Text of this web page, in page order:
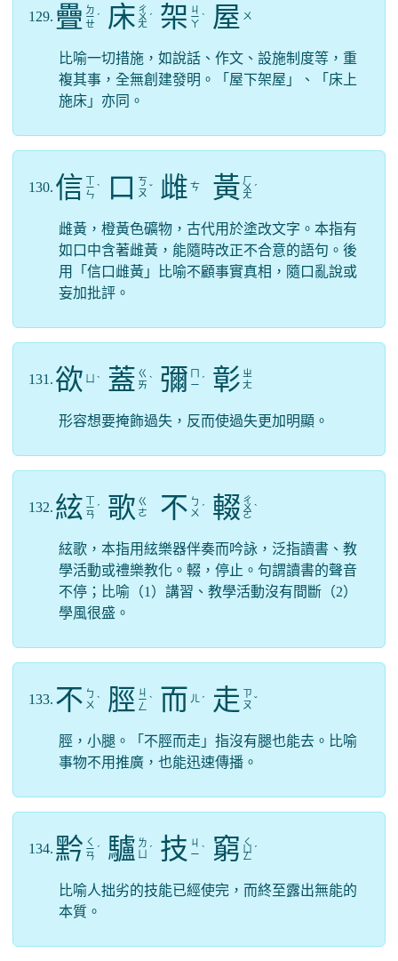
129. 疊 ㄉ
ㄧ
ㄝ
ˊ 床 ㄔ
ㄨ
ㄤ
ˊ 架 ㄐ
ㄧ
ㄚ
ˋ 屋 ㄨ
比喻一切措施，如說話、作文、設施制度等，重
複其事，全無創建發明。「屋下架屋」、「床上
施床」亦同。
130. 信 ㄧ
ㄣ
ˋ 口
ㄎ
ㄡ ˇ 雌 ㄘ 黃 ㄏ
ㄨ
ㄤ
ˊ
雌黃，橙黃色礦物，古代用於塗改文字。本指有
如口中含著雌黃，能隨時改正不合意的語句。後
用「信口雌黃」比喻不顧事實真相，隨口亂說或
妄加批評。
131. 欲 ˋ 蓋 ㄍ
ㄞ ˋ 彌 ㄧ ˊ 彰 ㄓ
ㄤ
形容想要掩飾過失，反而使過失更加明顯。
132. 絃 ㄧ
ㄢ
ˊ 歌 ㄍ
ㄜ
不 ㄅ
ㄨ ˊ 輟 ㄔ
ㄨ
ㄛ
ˋ
絃歌，本指用絃樂器伴奏而吟詠，泛指讀書、教
學活動或禮樂教化。輟，停止。句謂讀書的聲音
不停；比喻（1）講習、教學活動沒有間斷（2）
學風很盛。
133. 不 ㄅ
ㄨ ˋ 脛 ㄐ
ㄧ
ㄥ
ˋ 而 ㄦ ˊ 走
ㄗ
ㄡ ˇ
脛，小腿。「不脛而走」指沒有腿也能去。比喻
事物不用推廣，也能迅速傳播。
134. 黔 ㄑ
ㄧ
ㄢ
ˊ 驢 ㄌ
ˊ 技 ㄐ
ㄧ ˋ 窮 ㄑ
ㄩ
ㄥ
ˊ
比喻人拙劣的技能已經使完，而終至露出無能的
本質。